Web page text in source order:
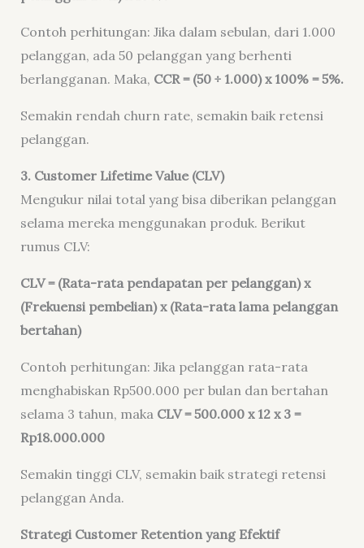
Contoh perhitungan: Jika dalam sebulan, dari 1.000
pelanggan, ada 50 pelanggan yang berhenti
berlangganan. Maka, CCR = (50 ÷ 1.000) x 100% = 5%.
Semakin rendah churn rate, semakin baik retensi
pelanggan.
3. Customer Lifetime Value (CLV)
Mengukur nilai total yang bisa diberikan pelanggan
selama mereka menggunakan produk. Berikut
rumus CLV:
CLV = (Rata-rata pendapatan per pelanggan) x
(Frekuensi pembelian) x (Rata-rata lama pelanggan
bertahan)
Contoh perhitungan: Jika pelanggan rata-rata
menghabiskan Rp500.000 per bulan dan bertahan
selama 3 tahun, maka CLV = 500.000 x 12 x 3 =
Rp18.000.000
Semakin tinggi CLV, semakin baik strategi retensi
pelanggan Anda.
Strategi Customer Retention yang Efektif